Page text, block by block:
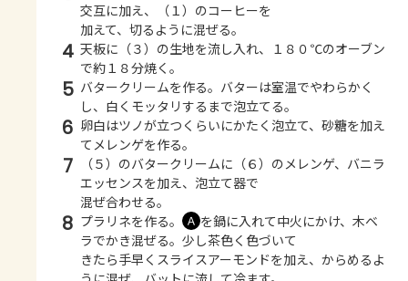
交互に加え、（１）のコーヒーを
加えて、切るように混ぜる。
4 天板に（３）の生地を流し入れ、１８０℃のオーブン
で約１８分焼く。
5 バタークリームを作る。バターは室温でやわらかく
し、白くモッタリするまで泡立てる。
6 卵白はツノが立つくらいにかたく泡立て、砂糖を加え
てメレンゲを作る。
7
（５）のバタークリームに（６）のメレンゲ、バニラ
エッセンスを加え、泡立て器で
混ぜ合わせる。
8 プラリネを作る。 Ａ を鍋に入れて中火にかけ、木ベ
ラでかき混ぜる。少し茶色く色づいて
きたら手早くスライスアーモンドを加え、からめるよ